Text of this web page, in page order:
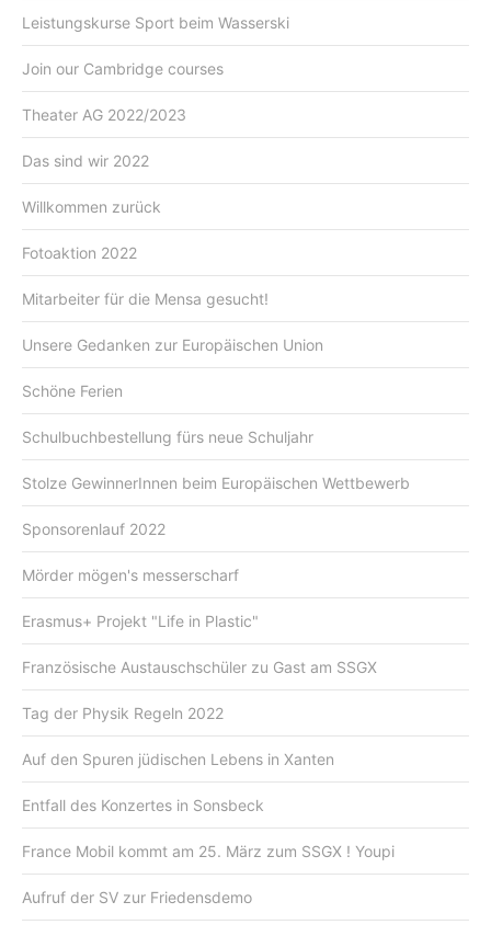
Leistungskurse Sport beim Wasserski
Join our Cambridge courses
Theater AG 2022/2023
Das sind wir 2022
Willkommen zurück
Fotoaktion 2022
Mitarbeiter für die Mensa gesucht!
Unsere Gedanken zur Europäischen Union
Schöne Ferien
Schulbuchbestellung fürs neue Schuljahr
Stolze GewinnerInnen beim Europäischen Wettbewerb
Sponsorenlauf 2022
Mörder mögen's messerscharf
Erasmus+ Projekt "Life in Plastic"
Französische Austauschschüler zu Gast am SSGX
Tag der Physik Regeln 2022
Auf den Spuren jüdischen Lebens in Xanten
Entfall des Konzertes in Sonsbeck
France Mobil kommt am 25. März zum SSGX ! Youpi
Aufruf der SV zur Friedensdemo